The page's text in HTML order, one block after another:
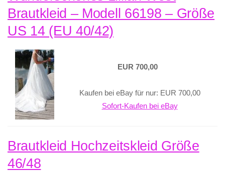
Brautkleid – Modell 66198 – Größe
US 14 (EU 40/42)
EUR 700,00
Kaufen bei eBay für nur: EUR 700,00
Sofort-Kaufen bei eBay
Brautkleid Hochzeitskleid Größe
46/48